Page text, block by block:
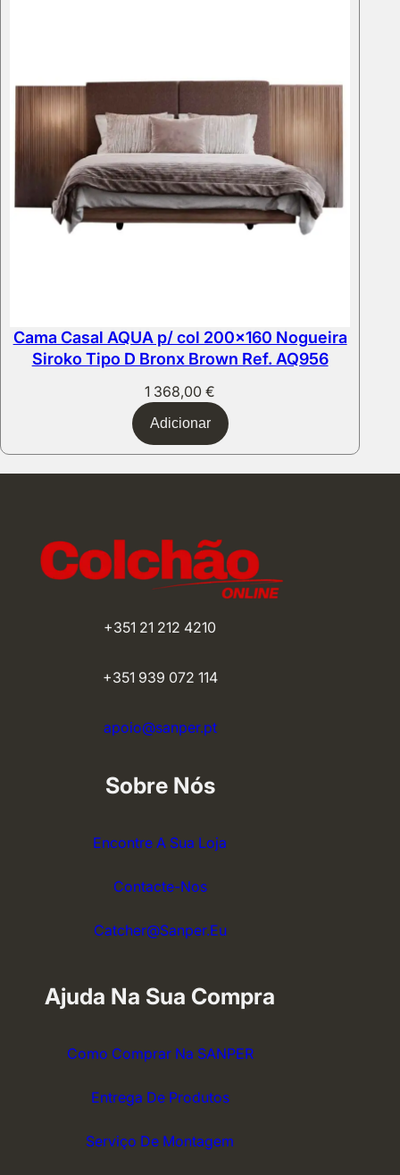
Cama Casal AQUA p/ col 200×160 Nogueira
Siroko Tipo D Bronx Brown Ref. AQ956
1 368,00€
Adicionar
+351 21 212 4210
+351 939 072 114
apoio@sanper.pt
Sobre Nós
Encontre A Sua Loja
Contacte-Nos
Catcher@sanper.eu
Ajuda Na Sua Compra
Como Comprar Na SANPER
Entrega De Produtos
Serviço De Montagem